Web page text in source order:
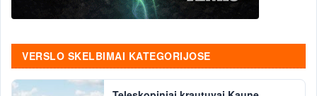
VERSLO SKELBIMAI KATEGORIJOSE